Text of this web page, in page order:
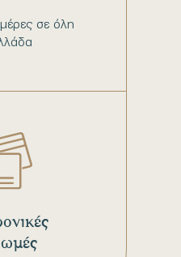
σε όλη